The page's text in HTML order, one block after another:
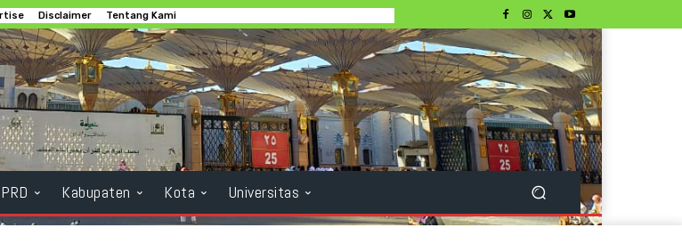
Disclaimer Tentang Kami
Kabupaten Kota Universitas